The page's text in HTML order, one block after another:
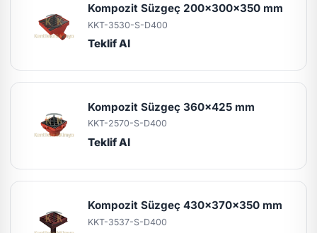
Kompozit Süzgeç 200x300x350 mm
KKT-3530-S-D400
Teklif Al
Kompozit Süzgeç 360x425 mm
KKT-2570-S-D400
Teklif Al
Kompozit Süzgeç 430x370x350 mm
KKT-3537-S-D400